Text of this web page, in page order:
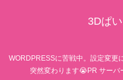
3Dぱ
WORDPRESSに苦戦中。設定変更
突然変わります😭PR サーバ